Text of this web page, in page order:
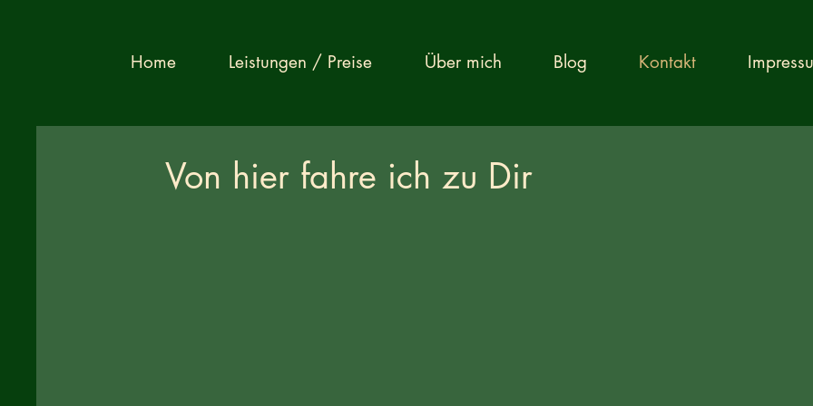
Home Leistungen / Preise Über mich Blog Kontakt
Von hier fahre ich zu Dir